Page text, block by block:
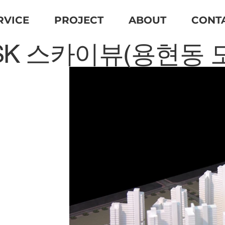
PROJECT ABOUT
스카이뷰(용현동